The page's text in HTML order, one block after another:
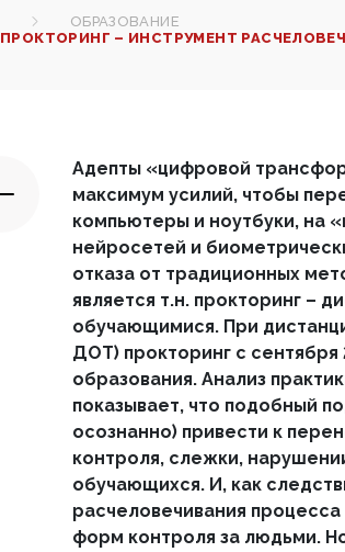
ОБРАЗОВАНИЕ
ПРОКТОРИНГ – ИНСТРУМЕНТ
Адепты «цифровой
максимум усилий, чтобы
компьютеры и ноутбуки, на
нейросетей и
отказа от традиционных
является т.н. прокторинг –
обучающимися. При
ДОТ) прокторинг с сентября
образования. Анализ
показывает, что подобный
осознанно) привести к
контроля, слежки,
обучающихся. И, как
расчеловечивания
форм контроля за людьми.